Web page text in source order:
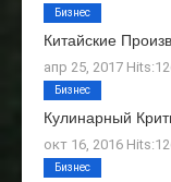
Китайские
апр 25, 2017
Бизнес
Кулинарный
окт 16, 2016
Бизнес
Бизнес